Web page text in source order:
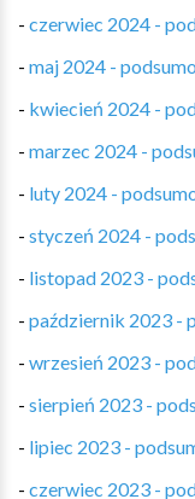
- czerwiec 2024 -
- maj 2024 -
- kwiecień 2024 -
- marzec 2024 -
- luty 2024 -
- styczeń 2024 -
- listopad 2023 -
- październik 2023 -
- wrzesień 2023 -
- sierpień 2023 -
- lipiec 2023 -
- czerwiec 2023 -